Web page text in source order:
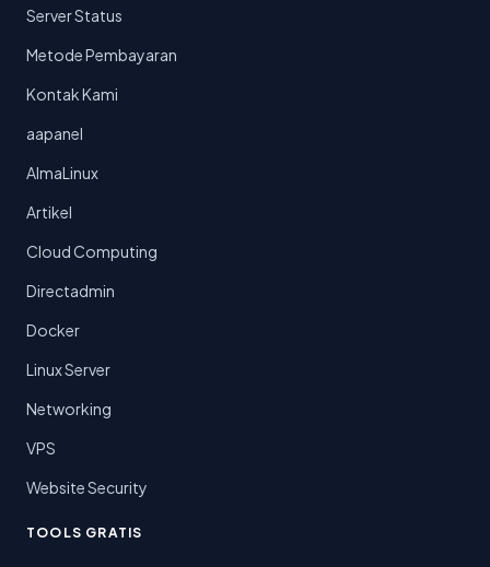
Server Status
Metode Pembayaran
Kontak Kami
aapanel
AlmaLinux
Artikel
Cloud Computing
Directadmin
Docker
Linux Server
Networking
VPS
Website Security
TOOLS GRATIS